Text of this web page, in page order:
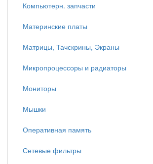
Компьютерн. запчасти
Материнские платы
Матрицы, Тачскрины, Экраны
Микропроцессоры и радиаторы
Мониторы
Мышки
Оперативная память
Сетевые фильтры